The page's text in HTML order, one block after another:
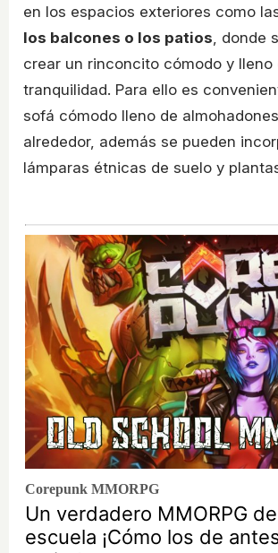
en los espacios exteriores como
los balcones o los patios , donde
crear un rinconcito cómodo y lleno
tranquilidad. Para ello es
sofá cómodo lleno de
alrededor, además se pueden
lámparas étnicas de suelo y
Corepunk MMORPG
Un verdadero MMORPG
escuela ¡Cómo los de